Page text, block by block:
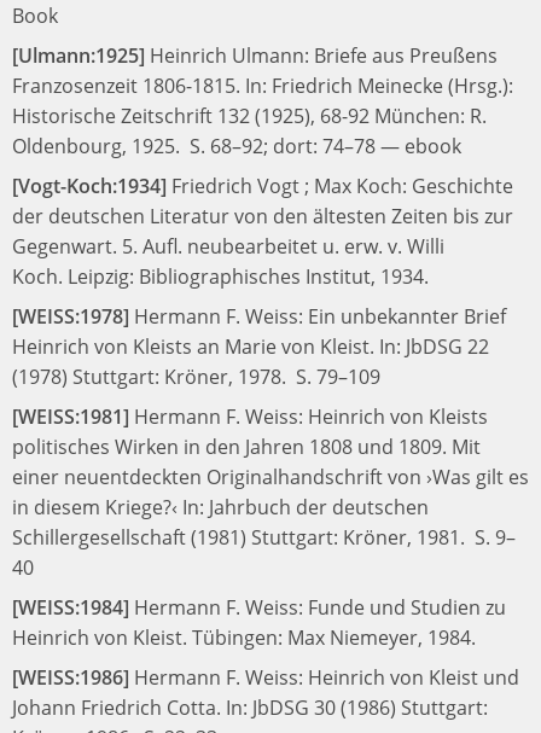
Book
[Ulmann:1925] Heinrich Ulmann: Briefe aus Preußens
Franzosenzeit 1806-1815. In: Friedrich Meinecke (Hrsg.):
Historische Zeitschrift 132 (1925), 68-92 München: R.
Oldenbourg, 1925. S. 68–92; dort: 74–78— ebook
[Vogt-Koch:1934] Friedrich Vogt ; Max Koch: Geschichte
der deutschen Literatur von den ältesten Zeiten bis zur
Gegenwart. 5. Aufl. neubearbeitet u. erw. v. Willi
Koch. Leipzig: Bibliographisches Institut, 1934.
[WEISS:1978] Hermann F. Weiss: Ein unbekannter Brief
Heinrich von Kleists an Marie von Kleist. In: JbDSG 22
(1978) Stuttgart: Kröner, 1978. S. 79–109
[WEISS:1981] Hermann F. Weiss: Heinrich von Kleists
politisches Wirken in den Jahren 1808 und 1809. Mit
einer neuentdeckten Originalhandschrift von ›Was gilt es
in diesem Kriege?‹ In: Jahrbuch der deutschen
Schillergesellschaft (1981) Stuttgart: Kröner, 1981. S. 9–
40
[WEISS:1984] Hermann F. Weiss: Funde und Studien zu
Heinrich von Kleist. Tübingen: Max Niemeyer, 1984.
[WEISS:1986] Hermann F. Weiss: Heinrich von Kleist und
Johann Friedrich Cotta. In: JbDSG 30 (1986) Stuttgart: